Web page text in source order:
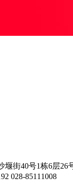
堰街40号1栋6层26
028-85111008